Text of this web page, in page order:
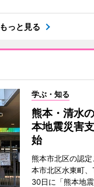
もっと見る
学ぶ・知る
熊本・清水
本地震災害
始
熊本市北区の認
本市北区水東町
30日に「熊本地